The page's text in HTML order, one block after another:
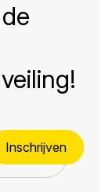
Inschrijven